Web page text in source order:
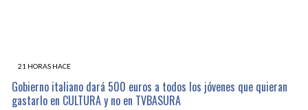
21 HORAS HACE
Gobierno italiano dará 500 euros a todos los jóvenes que quieran
gastarlo en CULTURA y no en TVBASURA